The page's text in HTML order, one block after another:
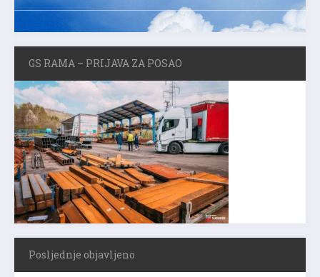
GS RAMA – PRIJAVA ZA POSAO
Posljednje objavljeno